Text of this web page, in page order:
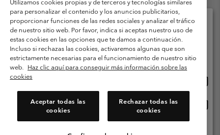
Condiciones de uso
Terminos de Venta
Garantía
Política de Privacidad
Términos y condiciones del programa de miembros
Términos De Uso Del Contenido Generado Por Los Usuarios
Impressum
Cookies Public CBCR
Utilizamos cookies propias y de terceros y tecnologías similares
para personalizar el contenido y los anuncios publicitarios,
proporcionar funciones de las redes sociales y analizar el tráfico
de nuestro sitio web. Por favor, indica si aceptas nuestro uso de
estas cookies en las opciones que te damos a continuación.
Incluso si rechazas las cookies, activaremos algunas que son
estrictamente necesarias para el funcionamiento de nuestro sitio
web. Haz clic aquí para conseguir más información sobre las
cookies
Aceptar todas las
cookies
Rechazar todas las
cookies
Selecciona tu país e idioma envío
Compras en línea disponibles
línea
España
Ver Todos Los Países